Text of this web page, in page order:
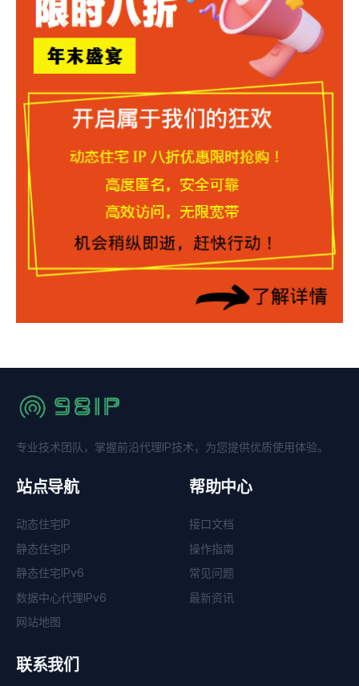
专业技术团队，掌握前沿代理IP技术，为您提供优质使用体验。
站点导航
动态住宅IP
静态住宅IP
静态住宅IPv6
数据中心代理IPv6
网站地图
帮助中心
接口文档
操作指南
常见问题
最新资讯
联系我们